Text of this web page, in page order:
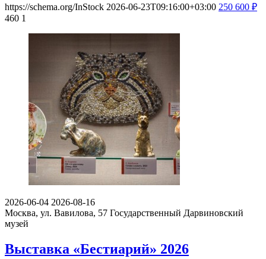
https://schema.org/InStock 2026-06-23T09:16:00+03:00 250 600 ₽
460 1
2026-06-04 2026-08-16
Москва, ул. Вавилова, 57 Государственный Дарвиновский
музей
Выставка «Бестиарий» 2026